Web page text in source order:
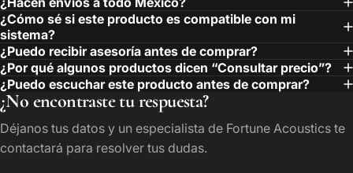
¿Cómo sé si este producto es compatible con mi
sistema?
¿Puedo recibir asesoría antes de comprar?
¿Por qué algunos productos dicen “Consultar precio”?
¿Puedo escuchar este producto antes de comprar?
¿No encontraste tu respuesta?
Déjanos tus datos y un especialista de Fortune Acoustics te
contactará para resolver tus dudas.